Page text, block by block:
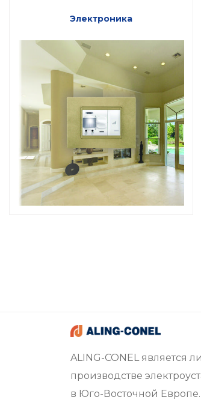
Электроника
ALING-CONEL является
производстве
в Юго-Восточной Европе.